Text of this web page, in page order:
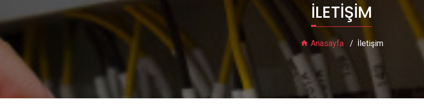
İLETIŞIM
Anasayfa İletişim